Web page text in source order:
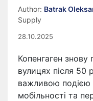
Author: Batrak
Supply
28.10.2025
Копенгаген знову
вулицях після 50
важливою подією
мобільності та